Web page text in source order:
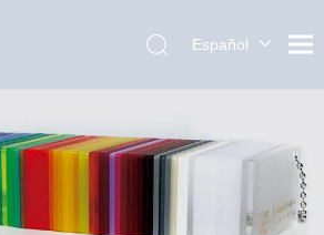
Español
Pусский